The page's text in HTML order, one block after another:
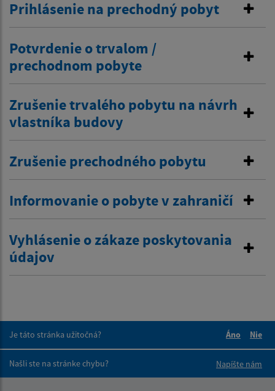
Prihlásenie na prechodný pobyt
Potvrdenie o trvalom /
prechodnom pobyte
Zrušenie trvalého pobytu na návrh
vlastníka budovy
Zrušenie prechodného pobytu
Informovanie o pobyte v zahraničí
Vyhlásenie o zákaze poskytovania
údajov
Je táto stránka užitočná?
Áno
Nie
Našli ste na stránke chybu?
Napíšte nám